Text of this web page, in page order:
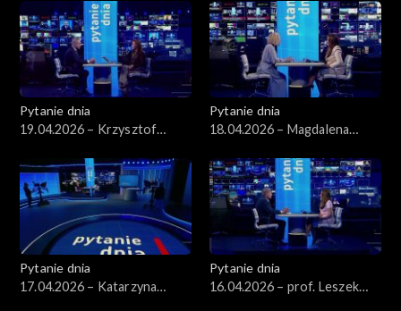
Pytanie dnia
19.04.2026 – Krzysztof
Pytanie dnia
18.04.2026 – Magdalena
Pytanie dnia
17.04.2026 – Katarzyna
Pytanie dnia
16.04.2026 – prof. Leszek